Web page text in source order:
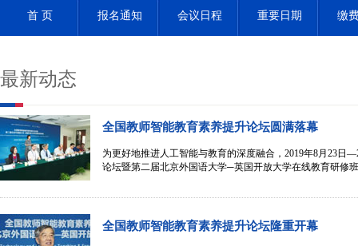
首 页 报名通知 会议日程 重要日期 缴
最新动态
全国教师智能教育素养提升论坛圆满落幕
为更好地推进人工智能与教育的深度融合，2019年8月23日
论坛暨第二届北京外国语大学─英国开放大学在线教育研修
全国教师智能教育素养提升论坛隆重开幕